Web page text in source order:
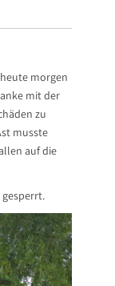
morgen
mit der
zu
musste
auf die
gesperrt.